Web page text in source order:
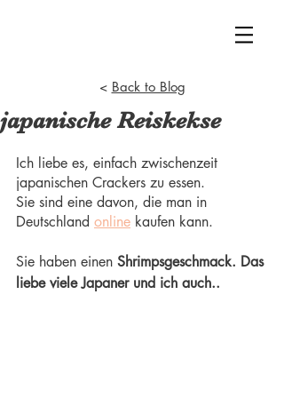
< Back to Blog
japanische Reiskekse
Ich liebe es, einfach zwischenzeit
japanischen Crackers zu essen.
Sie sind eine davon, die man in
Deutschland online kaufen kann.
Sie haben einen Shrimpsgeschmack. Das
liebe viele Japaner und ich auch..